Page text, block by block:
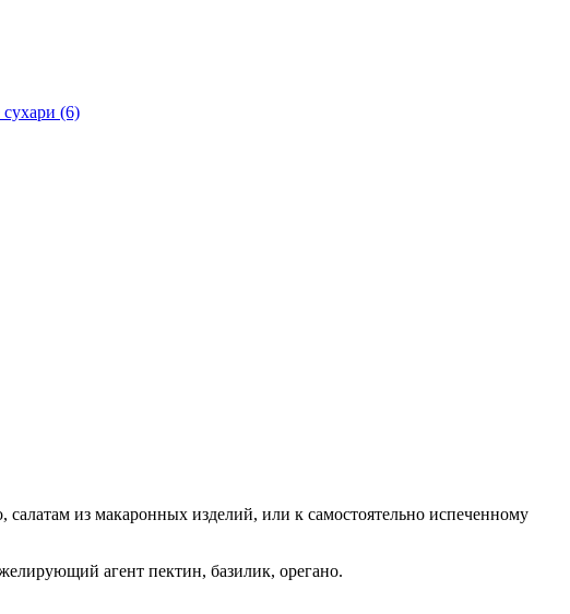
(6)
из макаронных изделий, или к самостоятельно испеченному
агент пектин, базилик, орегано.